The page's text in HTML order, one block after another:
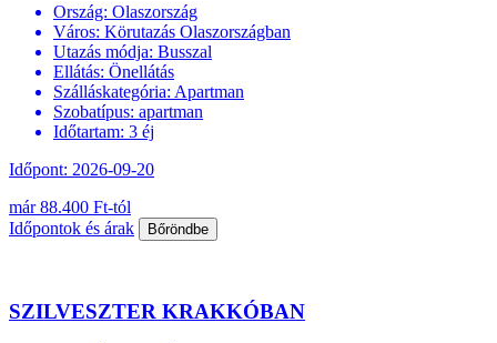
Ország: Olaszország
Város: Körutazás Olaszországban
Utazás módja: Busszal
Ellátás: Önellátás
Szálláskategória: Apartman
Szobatípus: apartman
Időtartam: 3 éj
Időpont: 2026-09-20
már 88.400 Ft-tól
Időpontok és árak
Bőröndbe
SZILVESZTER KRAKKÓBAN